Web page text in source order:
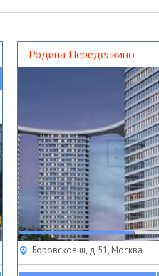
Родина Переделкино
Боровское ш, д 51, Москва